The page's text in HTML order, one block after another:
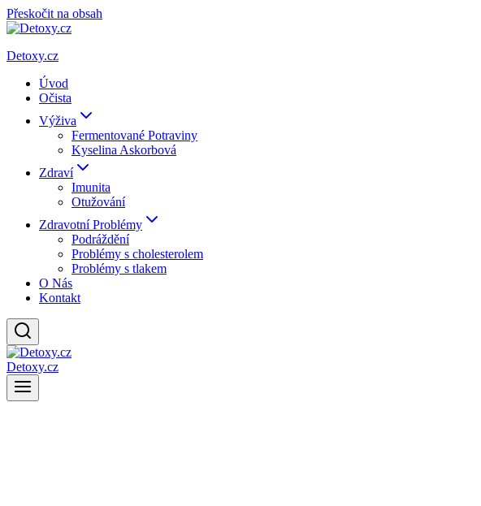
Přeskočit na obsah
Detoxy.cz
Úvod
Očista
Výživa
Fermentované Potraviny
Kyselina Askorbová
Zdraví
Imunita
Otužování
Zdravotní Problémy
Podráždění
Problémy s cholesterolem
Problémy s tlakem
O Nás
Kontakt
Detoxy.cz